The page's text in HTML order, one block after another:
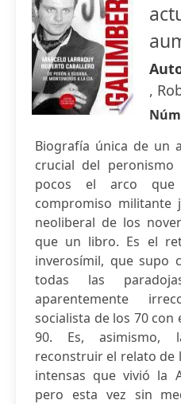
,
Biografía única de un
crucial del
pocos el arco
compromiso militante
neoliberal de los
que un libro. Es el
inverosímil, que supo
todas las
aparentemente
socialista de los 70 con
90. Es, asimismo,
reconstruir el relato de
intensas que vivió la
pero esta vez sin